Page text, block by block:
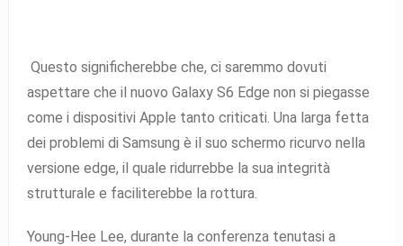
Questo significherebbe che, ci saremmo dovuti
aspettare che il nuovo Galaxy S6 Edge non si piegasse
come i dispositivi Apple tanto criticati. Una larga fetta
dei problemi di Samsung è il suo schermo ricurvo nella
versione edge, il quale ridurrebbe la sua integrità
strutturale e faciliterebbe la rottura.
Young-Hee Lee, durante la conferenza tenutasi a